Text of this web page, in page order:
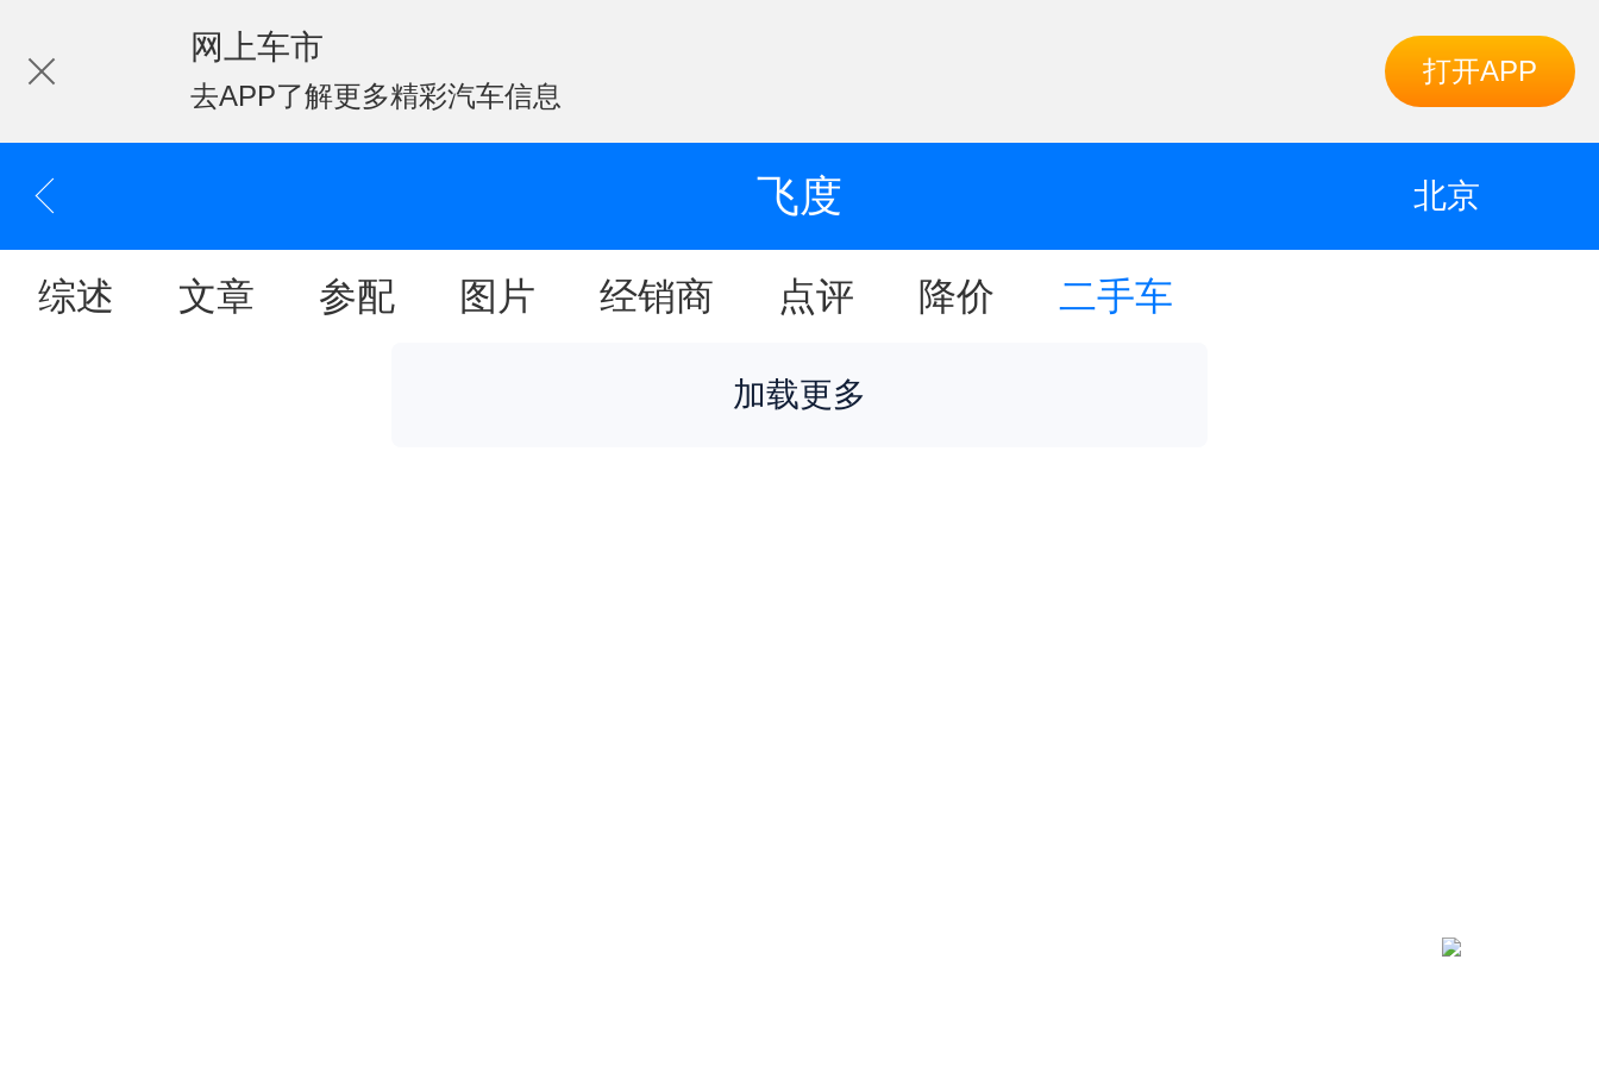
网上车市
去APP了解更多精彩汽车信息
打开APP
飞度 北京
综述 文章 参配 图片 经销商 点评 降价 二手车
加载更多